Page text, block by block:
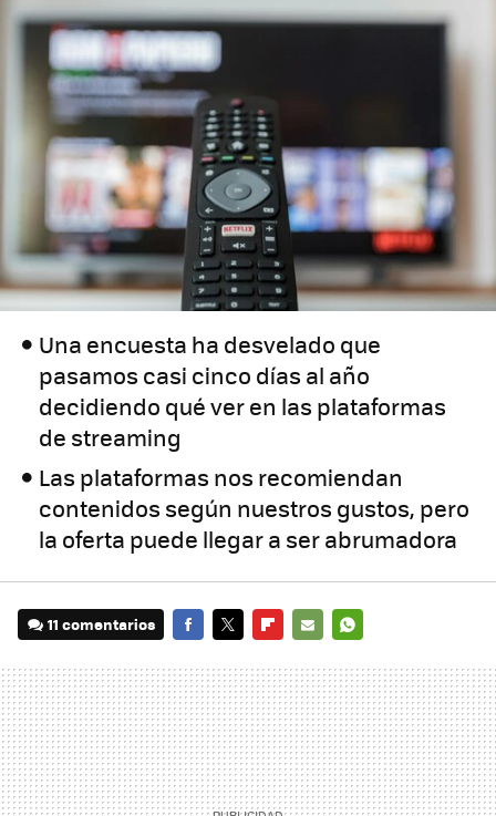
Una encuesta ha desvelado que
pasamos casi cinco días al año
decidiendo qué ver en las plataformas
de streaming
Las plataformas nos recomiendan
contenidos según nuestros gustos, pero
la oferta puede llegar a ser abrumadora
11 comentarios
MAIL